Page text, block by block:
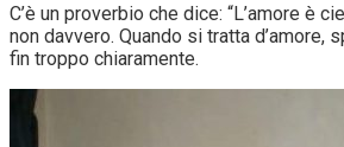
C’è un proverbio che dice: “L’amore è
non davvero. Quando si tratta d’amore,
fin troppo chiaramente.